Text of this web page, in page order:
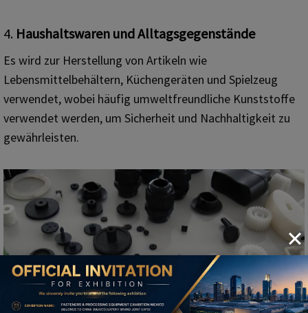
4. Haushaltswaren und Alltagsgegenstände
Es wird zur Herstellung von Artikeln wie
Lebensmittelbehältern, Küchengeräten und Spielzeug
verwendet, wobei häufig umweltfreundliche Kunststoffe
verwendet werden, um Sicherheit und Nachhaltigkeit zu
gewährleisten.